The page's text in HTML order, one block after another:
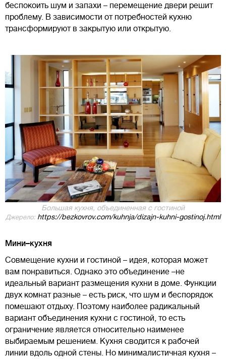
беспокоить шум и запахи – перемещение двери решит
проблему. В зависимости от потребностей кухню
трансформируют в закрытую или открытую.
Большая кухня, объединенная с гостиной
Джерело: https://bezkovrov.com/kuhnja/dizajn-kuhni-gostinoj.html
Мини–кухня
Совмещение кухни и гостиной – идея, которая может
вам понравиться. Однако это объединение –не
идеальный вариант размещения кухни в доме. Функции
двух комнат разные – есть риск, что шум и беспорядок
помешают отдыху. Поэтому наиболее радикальный
вариант объединения кухни с гостиной, то есть
ограничение является относительно наименее
выбираемым решением. Кухня сводится к рабочей
линии вдоль одной стены. Но минималистичная кухня –